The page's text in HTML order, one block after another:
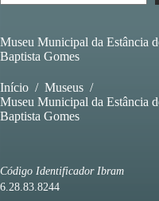
Museu Municipal da Estância
Baptista Gomes
Início / Museus /
Museu Municipal da Estância
Baptista Gomes
Código Identificador Ibram
6.28.83.8244